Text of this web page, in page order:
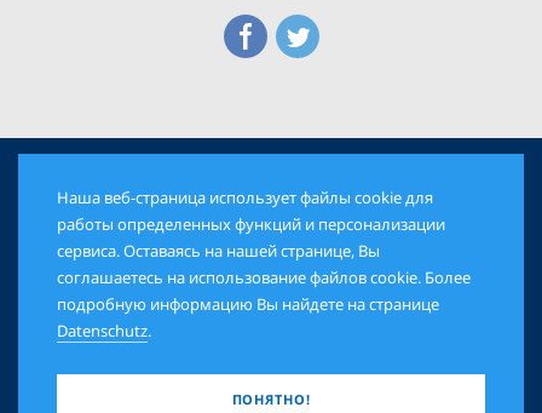
© 2026 Еврейская Панорама. Все права защищены
AGB DATENSCHUTZ IMPRESSUM
Наша веб-страница использует файлы cookie для
работы определенных функций и персонализации
сервиса. Оставаясь на нашей странице, Вы
соглашаетесь на использование файлов cookie. Более
подробную информацию Вы найдете на странице
Datenschutz.
ПОНЯТНО!